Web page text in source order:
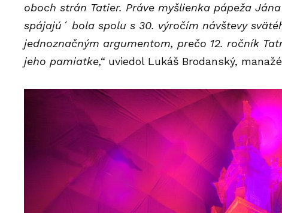
oboch strán Tatier. Práve myšlienka pápeža
spájajú´ bola spolu s 30. výročím návštevy
jednoznačným argumentom, prečo 12. ročník
jeho pamiatke,“uviedol Lukáš Brodanský,